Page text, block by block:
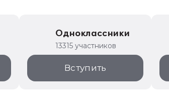
Одноклассники
13315 участников
Вступить